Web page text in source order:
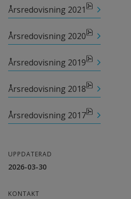
Årsredovisning 2021
pdf, 3.7 MB, öppnas i nytt fönster.
Årsredovisning 2020
pdf, 2.4 MB, öppnas i nytt fönster.
Årsredovisning 2019
pdf, 2 MB, öppnas i nytt fönster.
Årsredovisning 2018
pdf, 1.8 MB, öppnas i nytt fönster.
Årsredovisning 2017
pdf, 2.8 MB, öppnas i nytt fönster.
UPPDATERAD
2026-03-30
KONTAKT